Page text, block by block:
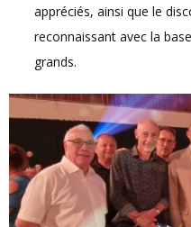
appréciés, ainsi que le
reconnaissant avec la
grands.